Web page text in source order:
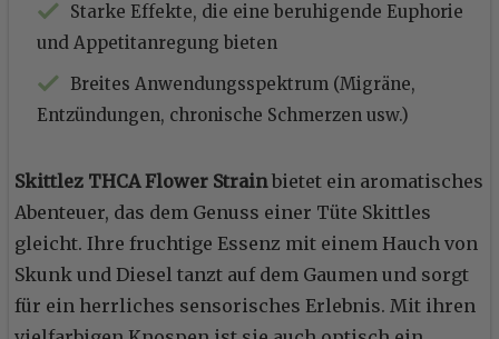
Starke Effekte, die eine beruhigende Euphorie
und Appetitanregung bieten
Breites Anwendungsspektrum (Migräne,
Entzündungen, chronische Schmerzen usw.)
Skittlez THCA Flower Strainbietet ein aromatisches
Abenteuer, das dem Genuss einer Tüte Skittles
gleicht. Ihre fruchtige Essenz mit einem Hauch von
Skunk und Diesel tanzt auf dem Gaumen und sorgt
für ein herrliches sensorisches Erlebnis. Mit ihren